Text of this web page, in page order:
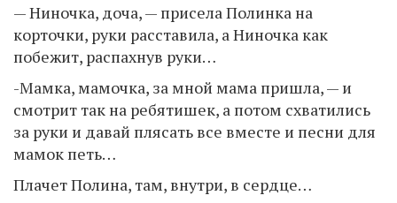
— Ниночка, доча, — присела Полинка на
корточки, руки расставила, а Ниночка как
побежит, распахнув руки…
-Мамка, мамочка, за мной мама пришла, — и
смотрит так на ребятишек, а потом схватились
за руки и давай плясать все вместе и песни для
мамок петь…
Плачет Полина, там, внутри, в сердце…